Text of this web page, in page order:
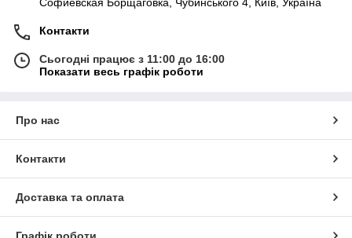
Контакти
Сьогодні працює з 11:00 до 16:00
Показати весь графік роботи
Про нас
Контакти
Доставка та оплата
Графік роботи